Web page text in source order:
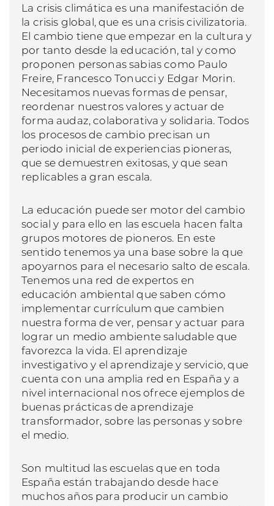
La crisis climática es una manifestación de
la crisis global, que es una crisis civilizatoria.
El cambio tiene que empezar en la cultura y
por tanto desde la educación, tal y como
proponen personas sabias como Paulo
Freire, Francesco Tonucci y Edgar Morin.
Necesitamos nuevas formas de pensar,
reordenar nuestros valores y actuar de
forma audaz, colaborativa y solidaria. Todos
los procesos de cambio precisan un
periodo inicial de experiencias pioneras,
que se demuestren exitosas, y que sean
replicables a gran escala.
La educación puede ser motor del cambio
social y para ello en las escuela hacen falta
grupos motores de pioneros. En este
sentido tenemos ya una base sobre la que
apoyarnos para el necesario salto de escala.
Tenemos una red de expertos en
educación ambiental que saben cómo
implementar currículum que cambien
nuestra forma de ver, pensar y actuar para
lograr un medio ambiente saludable que
favorezca la vida. El aprendizaje
investigativo y el aprendizaje y servicio, que
cuenta con una amplia red en España y a
nivel internacional nos ofrece ejemplos de
buenas prácticas de aprendizaje
transformador, sobre las personas y sobre
el medio.
Son multitud las escuelas que en toda
España están trabajando desde hace
muchos años para producir un cambio